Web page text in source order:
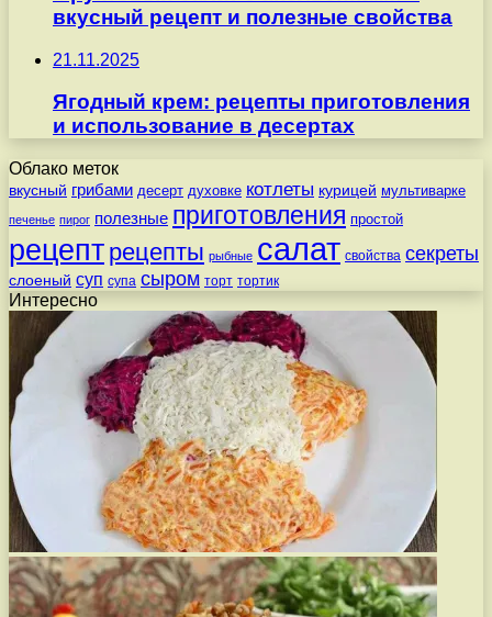
вкусный рецепт и полезные свойства
21.11.2025
Ягодный крем: рецепты приготовления
и использование в десертах
Облако меток
вкусный грибами десерт духовке котлеты курицей мультиварке
печенье пирог полезные приготовления простой
рецепт рецепты рыбные салат свойства секреты
слоеный суп супа сыром торт тортик
Интересно